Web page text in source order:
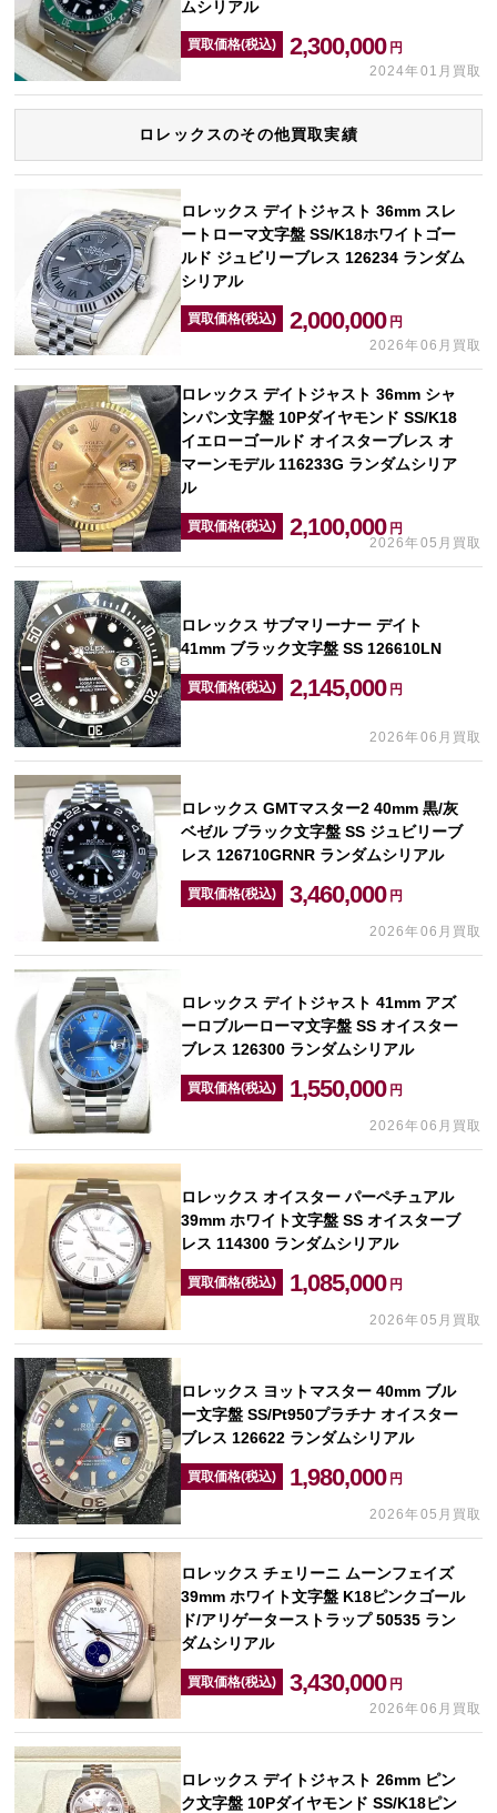
ムシリアル
買取価格(税込) 2,300,000 円
2024年01月買取
ロレックスのその他買取実績
ロレックス デイトジャスト 36mm スレ
ートローマ文字盤 SS/K18ホワイトゴー
ルド ジュビリーブレス 126234 ランダム
シリアル
買取価格(税込) 2,000,000 円
2026年06月買取
ロレックス デイトジャスト 36mm シャ
ンパン文字盤 10Pダイヤモンド SS/K18
イエローゴールド オイスターブレス オ
マーンモデル 116233G ランダムシリア
ル
買取価格(税込) 2,100,000 円
2026年05月買取
ロレックス サブマリーナー デイト
41mm ブラック文字盤 SS 126610LN
買取価格(税込) 2,145,000 円
2026年06月買取
ロレックス GMTマスター2 40mm 黒/灰
ベゼル ブラック文字盤 SS ジュビリーブ
レス 126710GRNR ランダムシリアル
買取価格(税込) 3,460,000 円
2026年06月買取
ロレックス デイトジャスト 41mm アズ
ーロブルーローマ文字盤 SS オイスター
ブレス 126300 ランダムシリアル
買取価格(税込) 1,550,000 円
2026年06月買取
ロレックス オイスター パーペチュアル
39mm ホワイト文字盤 SS オイスターブ
レス 114300 ランダムシリアル
買取価格(税込) 1,085,000 円
2026年05月買取
ロレックス ヨットマスター 40mm ブル
ー文字盤 SS/Pt950プラチナ オイスター
ブレス 126622 ランダムシリアル
買取価格(税込) 1,980,000 円
2026年05月買取
ロレックス チェリーニ ムーンフェイズ
39mm ホワイト文字盤 K18ピンクゴール
ド/アリゲーターストラップ 50535 ラン
ダムシリアル
買取価格(税込) 3,430,000 円
2026年06月買取
ロレックス デイトジャスト 26mm ピン
ク文字盤 10Pダイヤモンド SS/K18ピン